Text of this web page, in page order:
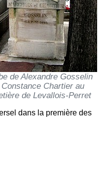
de Alexandre Gosselin
Chartier au
de Levallois-Perret
dans la première des